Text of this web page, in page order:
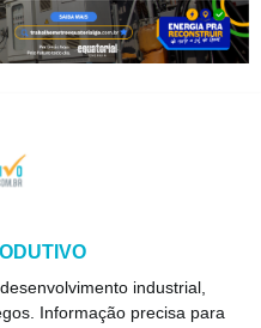
industrial,
Informação precisa para